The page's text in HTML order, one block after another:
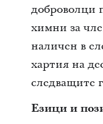
доброволци
химни за
наличен в
хартия на
следващите
Езици и